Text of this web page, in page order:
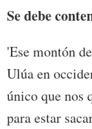
Se debe
'Ese montón
Ulúa en
único que nos
para estar